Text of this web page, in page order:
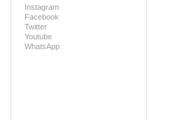
Instagram
Facebook
Twitter
Youtube
WhatsApp